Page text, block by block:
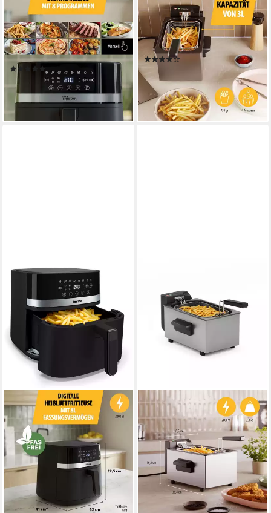
TRISTAR
Heißluftfritteuse FR-9418
2000W Leistung
8l Kapazität
80-210 °C Temperatur
(39)
59,99 € UVP 94,99 €
-37%
lieferbar - in 2-3 Werktagen bei dir
TRISTAR
Fritteuse FR-9326
2000W Leistung
Kapazität
37,99 €
lieferbar - in 2-3 Werktagen bei dir